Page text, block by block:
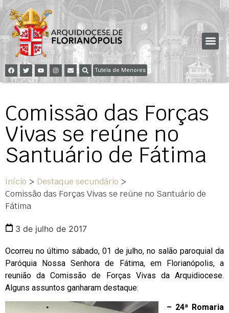
Tutela de Menores
Comissão das Forças
Vivas se reúne no
Santuário de Fátima
Início > Destaque secundário >
Comissão das Forças Vivas se reúne no Santuário de
Fátima
3 de julho de 2017
Ocorreu no último sábado, 01 de julho, no salão paroquial da
Paróquia Nossa Senhora de Fátima, em Florianópolis, a
reunião da Comissão de Forças Vivas da Arquidiocese.
Alguns assuntos ganharam destaque:
– 24ª Romaria